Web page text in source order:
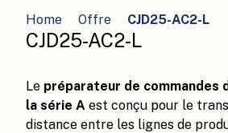
Home Offre CJD25-AC2-L
CJD25-AC2-L
Le préparateur de commandes
la série A est conçu pour le
distance entre les lignes de